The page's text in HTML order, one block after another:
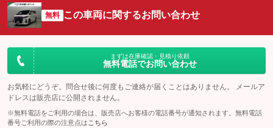
無料 この車両に関するお問い合わせ
まずは在庫確認・見積り依頼
無料電話でお問い合わせ
お気軽にどうぞ。問合せ後に何度もご連絡が届くことはありません。 メールア
ドレスは販売店に公開されません。
※無料電話をご利用の場合は、販売店へお客様の電話番号が通知されます。無料電話
番号ご利用の際の注意点は こちら